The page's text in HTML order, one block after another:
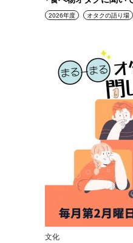
2026年度 オタクの語り場
文化